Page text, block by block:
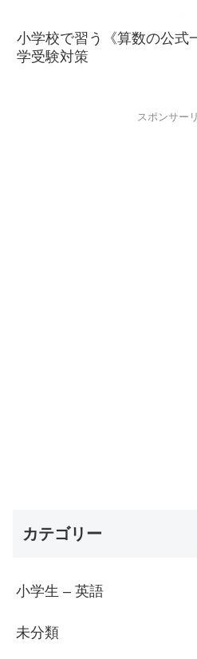
小学校で習う《算数の公式
学受験対策
スポンサー
カテゴリー
小学生 – 英語
未分類